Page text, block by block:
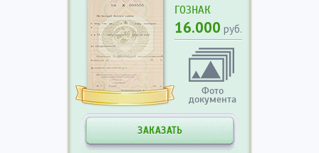
ГОЗНАК
16.000 руб.
Фото
документа
ЗАКАЗАТЬ